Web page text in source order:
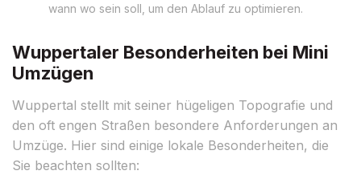
wann wo sein soll, um den Ablauf zu optimieren.
Wuppertaler Besonderheiten bei Mini
Umzügen
Wuppertal stellt mit seiner hügeligen Topografie und
den oft engen Straßen besondere Anforderungen an
Umzüge. Hier sind einige lokale Besonderheiten, die
Sie beachten sollten: